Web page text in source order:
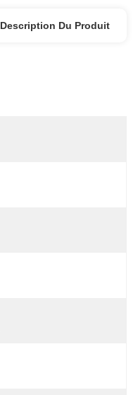
Description Du Produit